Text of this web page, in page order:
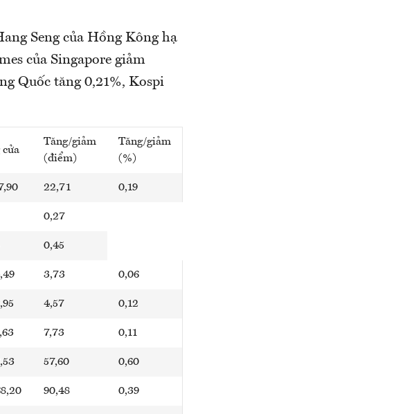
Seng của Hồng Kông hạ
của Singapore giảm
Quốc tăng 0,21%, Kospi
Tăng/giảm
(điểm)
Tăng/giảm
(%)
22,71 0,19
0,27
0,45
3,73 0,06
4,57 0,12
7,73 0,11
57,60 0,60
90,48 0,39